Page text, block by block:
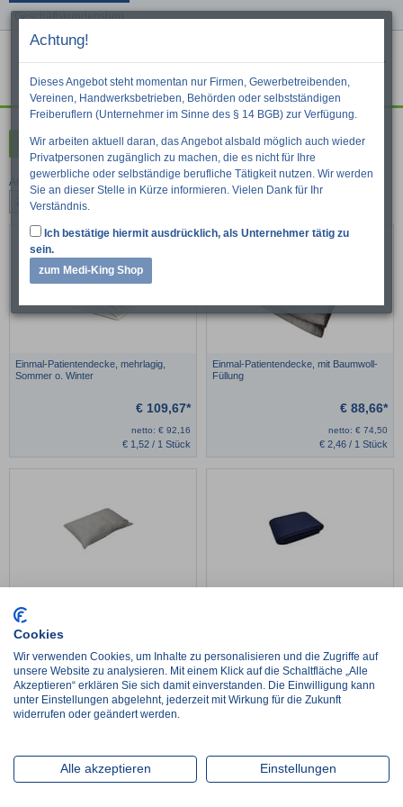
Geschäftskundenshop
Menu Suche
Kategorien
Artikel pro Seite:
48 96
Einmal-Patientendecke, mehrlagig,
Sommer o. Winter
€ 109,67*
netto: € 92,16
€ 1,52 / 1 Stück
Einmal-Patientendecke, mit Baumwoll-
Füllung
€ 88,66*
netto: € 74,50
€ 2,46 / 1 Stück
Einmal-Kopfkissen, weiß oder blau
€95,20*
netto:€80,00
€2,64 / 1 Stück
€115,55*
netto:€97,10
€2,89 / 1 Stück
Achtung!
Dieses Angebot steht momentan nur Firmen, Gewerbetreibenden,
Vereinen, Handwerksbetrieben, Behörden oder selbstständigen
Freiberuflern (Unternehmer im Sinne des § 14 BGB) zur Verfügung.
Wir arbeiten aktuell daran, das Angebot alsbald möglich auch wieder
Privatpersonen zugänglich zu machen, die es nicht für Ihre
gewerbliche oder selbständige berufliche Tätigkeit nutzen. Wir werden
Sie an dieser Stelle in Kürze informieren. Vielen Dank für Ihr
Verständnis.
Ich bestätige hiermit ausdrücklich, als Unternehmer tätig zu
sein.
zum Medi-King Shop
Cookies
Wir verwenden Cookies, um Inhalte zu personalisieren und die Zugriffe auf
unsere Website zu analysieren. Mit einem Klick auf die Schaltfläche „Alle
Akzeptieren“ erklären Sie sich damit einverstanden. Die Einwilligung kann
unter Einstellungen abgelehnt, jederzeit mit Wirkung für die Zukunft
widerrufen oder geändert werden.
Alle akzeptieren Einstellungen